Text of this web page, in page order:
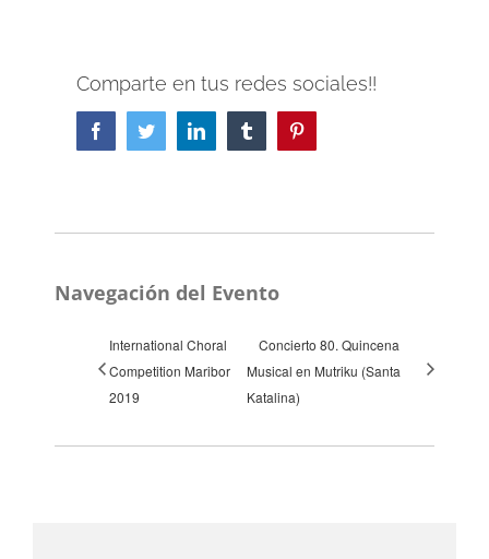
Comparte en tus redes sociales!!
FacebookTwitterLinkedIn Tumblr
Navegación del Evento
International Choral
Competition Maribor
2019
Concierto 80. Quincena
Musical en Mutriku (Santa
Katalina)